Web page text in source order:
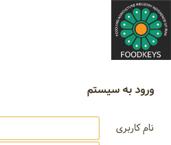
ورود به سیستم
نام کاربری